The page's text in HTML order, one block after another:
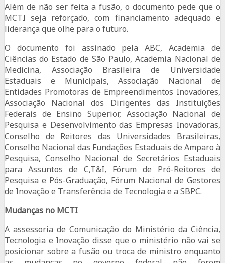
Além de não ser feita a fusão, o documento pede que o
MCTI seja reforçado, com financiamento adequado e
liderança que olhe para o futuro.
O documento foi assinado pela ABC, Academia de
Ciências do Estado de São Paulo, Academia Nacional de
Medicina, Associação Brasileira de Universidade
Estaduais e Municipais, Associação Nacional de
Entidades Promotoras de Empreendimentos Inovadores,
Associação Nacional dos Dirigentes das Instituições
Federais de Ensino Superior, Associação Nacional de
Pesquisa e Desenvolvimento das Empresas Inovadoras,
Conselho de Reitores das Universidades Brasileiras,
Conselho Nacional das Fundações Estaduais de Amparo à
Pesquisa, Conselho Nacional de Secretários Estaduais
para Assuntos de C,T&I, Fórum de Pró-Reitores de
Pesquisa e Pós-Graduação, Fórum Nacional de Gestores
de Inovação e Transferência de Tecnologia e a SBPC.
Mudanças no MCTI
A assessoria de Comunicação do Ministério da Ciência,
Tecnologia e Inovação disse que o ministério não vai se
posicionar sobre a fusão ou troca de ministro enquanto